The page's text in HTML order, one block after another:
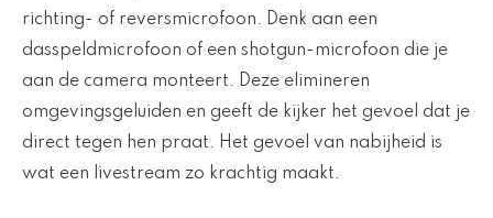
richting- of reversmicrofoon. Denk aan een
dasspeldmicrofoon of een shotgun-microfoon die je
aan de camera monteert. Deze elimineren
omgevingsgeluiden en geeft de kijker het gevoel dat je
direct tegen hen praat. Het gevoel van nabijheid is
wat een livestream zo krachtig maakt.